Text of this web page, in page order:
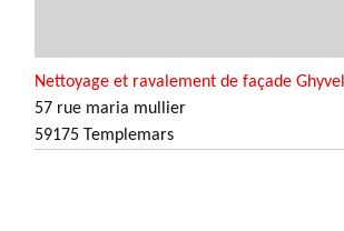
Nettoyage et ravalement de façade
57 rue maria mullier
59175 Templemars